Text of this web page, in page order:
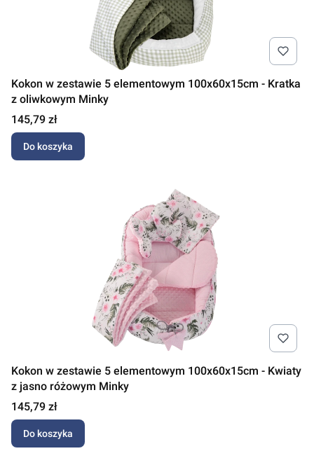
Kokon w zestawie 5 elementowym 100x60x15cm - Kratka
z oliwkowym Minky
Cena
145,79 zł
Do koszyka
Kokon w zestawie 5 elementowym 100x60x15cm - Kwiaty
z jasno różowym Minky
Cena
145,79 zł
Do koszyka